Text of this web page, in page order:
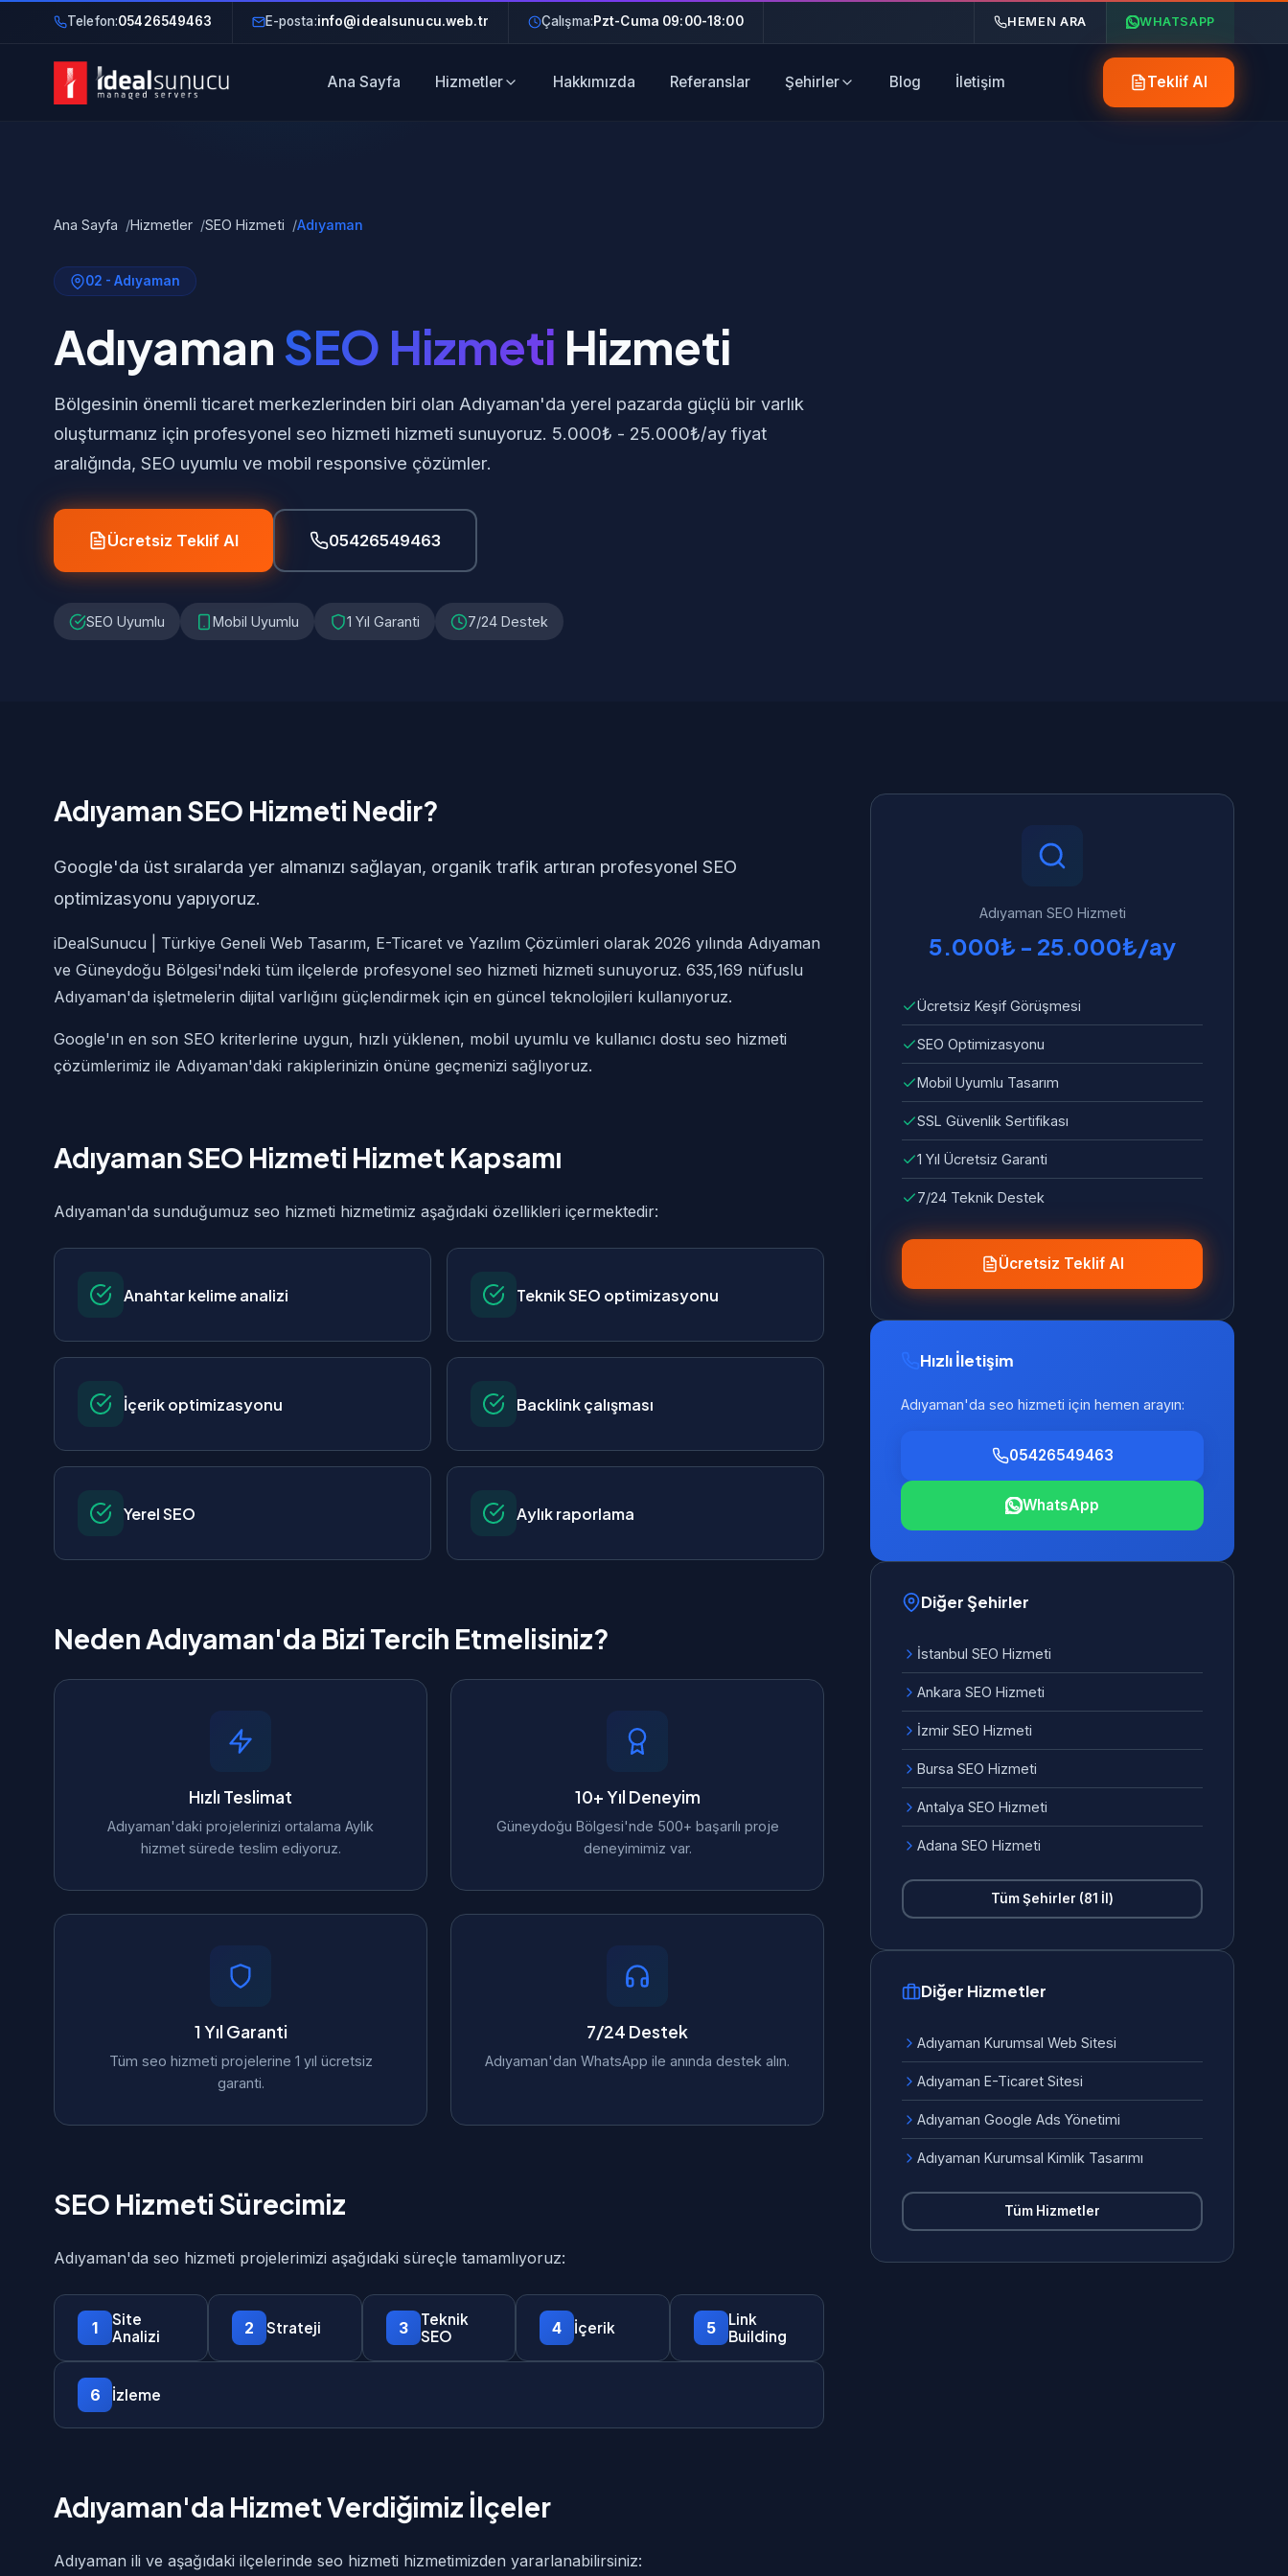
Telefon:05426549463 E-posta:info@idealsunucu.web.tr Çalışma:Pzt-Cuma 09:00-18:00 HEMEN ARA WHATSAPP
Ana Sayfa Hizmetler Hakkımızda Referanslar Şehirler Blog İletişim Teklif Al
Ana Sayfa Hizmetler SEO Hizmeti Adıyaman
02 - Adıyaman
AdıyamanSEO Hizmeti Hizmeti
Bölgesinin önemli ticaret merkezlerinden biri olan Adıyaman'da yerel pazarda güçlü bir varlık
oluşturmanız için profesyonel seo hizmeti hizmeti sunuyoruz. 5.000₺ - 25.000₺/ay fiyat
aralığında, SEO uyumlu ve mobil responsive çözümler.
Ücretsiz Teklif Al 05426549463
SEO Uyumlu Mobil Uyumlu 1 Yıl Garanti 7/24 Destek
Adıyaman SEO Hizmeti Nedir?
Google'da üst sıralarda yer almanızı sağlayan, organik trafik artıran profesyonel SEO
optimizasyonu yapıyoruz.
iDealSunucu | Türkiye Geneli Web Tasarım, E-Ticaret ve Yazılım Çözümleri olarak 2026 yılında Adıyaman
ve Güneydoğu Bölgesi'ndeki tüm ilçelerde profesyonel seo hizmeti hizmeti sunuyoruz. 635,169 nüfuslu
Adıyaman'da işletmelerin dijital varlığını güçlendirmek için en güncel teknolojileri kullanıyoruz.
Google'ın en son SEO kriterlerine uygun, hızlı yüklenen, mobil uyumlu ve kullanıcı dostu seo hizmeti
çözümlerimiz ile Adıyaman'daki rakiplerinizin önüne geçmenizi sağlıyoruz.
Adıyaman SEO Hizmeti Hizmet Kapsamı
Adıyaman'da sunduğumuz seo hizmeti hizmetimiz aşağıdaki özellikleri içermektedir:
Anahtar kelime analizi Teknik SEO optimizasyonu
İçerik optimizasyonu Backlink çalışması
Yerel SEO Aylık raporlama
Neden Adıyaman'da Bizi Tercih Etmelisiniz?
Hızlı Teslimat
Adıyaman'daki projelerinizi ortalama Aylık
hizmet sürede teslim ediyoruz.
10+ Yıl Deneyim
Güneydoğu Bölgesi'nde 500+ başarılı proje
deneyimimiz var.
1 Yıl Garanti
Tüm seo hizmeti projelerine 1 yıl ücretsiz
garanti.
7/24 Destek
Adıyaman'dan WhatsApp ile anında destek alın.
SEO Hizmeti Sürecimiz
Adıyaman'da seo hizmeti projelerimizi aşağıdaki süreçle tamamlıyoruz:
1
Site
Analizi
2 Strateji 3
Teknik
SEO
4 İçerik 5
Link
Building
6 İzleme
Adıyaman'da Hizmet Verdiğimiz İlçeler
Adıyaman ili ve aşağıdaki ilçelerinde seo hizmeti hizmetimizden yararlanabilirsiniz:
Adıyaman SEO Hizmeti
5.000₺ - 25.000₺/ay
Ücretsiz Keşif Görüşmesi
SEO Optimizasyonu
Mobil Uyumlu Tasarım
SSL Güvenlik Sertifikası
1 Yıl Ücretsiz Garanti
7/24 Teknik Destek
Ücretsiz Teklif Al
Hızlı İletişim
Adıyaman'da seo hizmeti için hemen arayın:
05426549463
WhatsApp
Diğer Şehirler
İstanbul SEO Hizmeti
Ankara SEO Hizmeti
İzmir SEO Hizmeti
Bursa SEO Hizmeti
Antalya SEO Hizmeti
Adana SEO Hizmeti
Tüm Şehirler (81 İl)
Diğer Hizmetler
Adıyaman Kurumsal Web Sitesi
Adıyaman E-Ticaret Sitesi
Adıyaman Google Ads Yönetimi
Adıyaman Kurumsal Kimlik Tasarımı
Tüm Hizmetler